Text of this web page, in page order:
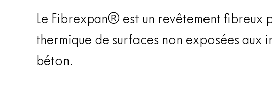
Le Fibrexpan® est un revêtement fibreux
thermique de surfaces non exposées aux
béton.